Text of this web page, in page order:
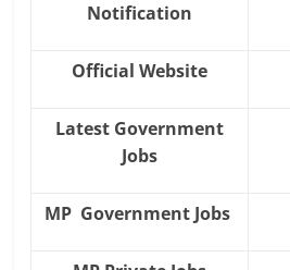
Notification
Official Website
Latest Government
Jobs
MP Government Jobs